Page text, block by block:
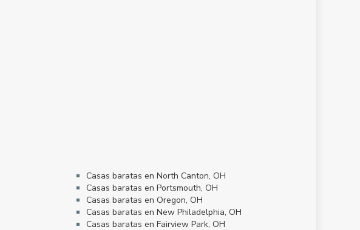
Casas baratas en North Canton, OH
Casas baratas en Portsmouth, OH
Casas baratas en Oregon, OH
Casas baratas en New Philadelphia, OH
Casas baratas en Fairview Park, OH